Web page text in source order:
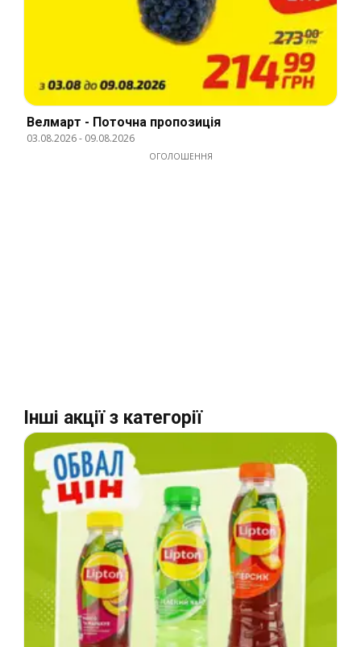
Велмарт - Поточна пропозиція
03.08.2026- 09.08.2026
ОГОЛОШЕННЯ
Інші акції з категорії